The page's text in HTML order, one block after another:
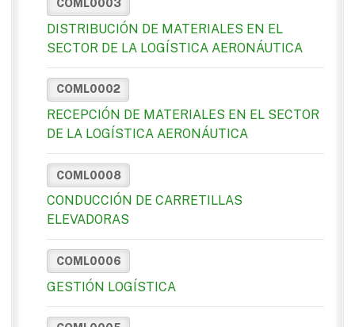
COML0003
DISTRIBUCIÓN DE MATERIALES EN EL
SECTOR DE LA LOGÍSTICA AERONÁUTICA
COML0002
RECEPCIÓN DE MATERIALES EN EL SECTOR
DE LA LOGÍSTICA AERONÁUTICA
COML0008
CONDUCCIÓN DE CARRETILLAS
ELEVADORAS
COML0006
GESTIÓN LOGÍSTICA